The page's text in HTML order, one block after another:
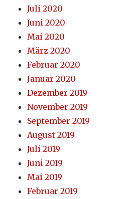
Juli 2020
Juni 2020
Mai 2020
März 2020
Februar 2020
Januar 2020
Dezember 2019
November 2019
September 2019
August 2019
Juli 2019
Juni 2019
Mai 2019
Februar 2019